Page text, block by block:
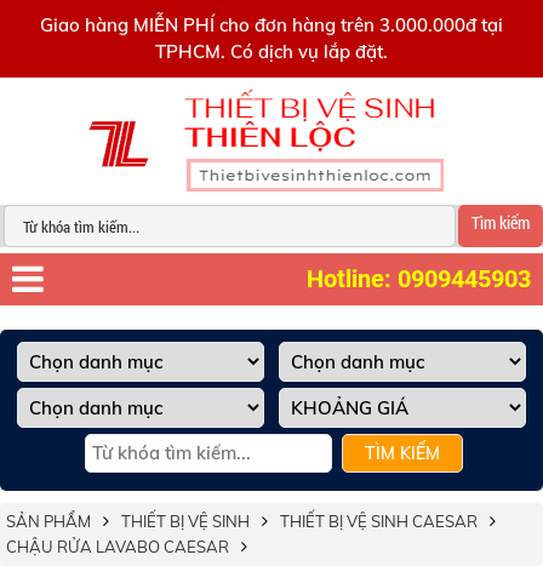
Giao hàng MIỄN PHÍ cho đơn hàng trên 3.000.000đ tại
TPHCM. Có dịch vụ lắp đặt.
Tìm kiếm
Hotline: 0909445903
TÌM KIẾM
SẢN PHẨM THIẾT BỊ VỆ SINH
THIẾT BỊ VỆ SINH CAESAR
CHẬU RỬA LAVABO CAESAR
0909445903